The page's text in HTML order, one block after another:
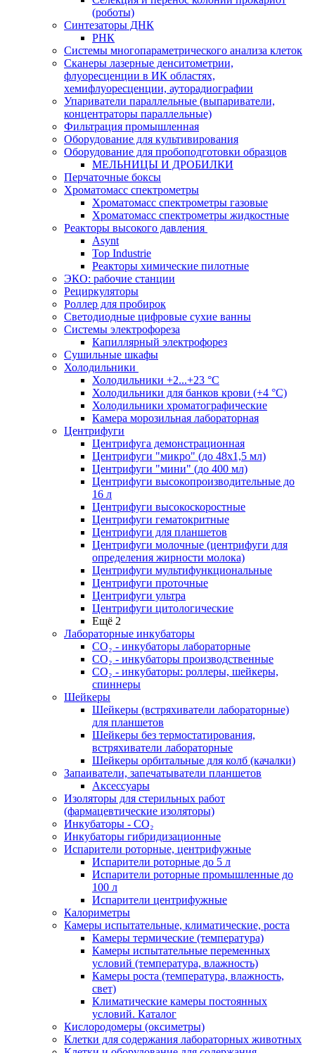
(роботы)
Синтезаторы ДНК
РНК
Системы многопараметрического анализа клеток
Сканеры лазерные денситометрии,
флуоресценции в ИК областях,
хемифлуоресценции, ауторадиографии
Упариватели параллельные (выпариватели,
концентраторы параллельные)
Фильтрация промышленная
Оборудование для культивирования
Оборудование для пробоподготовки образцов
МЕЛЬНИЦЫ И ДРОБИЛКИ
Перчаточные боксы
Хроматомасс спектрометры
Хроматомасс спектрометры газовые
Хроматомасс спектрометры жидкостные
Реакторы высокого давления
Asynt
Top Industrie
Реакторы химические пилотные
ЭКО: рабочие станции
Рециркуляторы
Роллер для пробирок
Светодиодные цифровые сухие ванны
Системы электрофореза
Капиллярный электрофорез
Сушильные шкафы
Холодильники
Холодильники +2...+23 °С
Холодильники для банков крови (+4 °С)
Холодильники хроматографические
Камера морозильная лабораторная
Центрифуги
Центрифуга демонстрационная
Центрифуги "микро" (до 48x1,5 мл)
Центрифуги "мини" (до 400 мл)
Центрифуги высокопроизводительные до
16 л
Центрифуги высокоскоростные
Центрифуги гематокритные
Центрифуги для планшетов
Центрифуги молочные (центрифуги для
определения жирности молока)
Центрифуги мультифункциональные
Центрифуги проточные
Центрифуги ультра
Центрифуги цитологические
Ещё 2
Лабораторные инкубаторы
СО₂ - инкубаторы лабораторные
СО₂ - инкубаторы производственные
СО₂ - инкубаторы: роллеры, шейкеры,
спиннеры
Шейкеры
Шейкеры (встряхиватели лабораторные)
для планшетов
Шейкеры без термостатирования,
встряхиватели лабораторные
Шейкеры орбитальные для колб (качалки)
Запаиватели, запечатыватели планшетов
Аксессуары
Изоляторы для стерильных работ
(фармацевтические изоляторы)
Инкубаторы - CO₂
Инкубаторы гибридизационные
Испарители роторные, центрифужные
Испарители роторные до 5 л
Испарители роторные промышленные до
100 л
Испарители центрифужные
Калориметры
Камеры испытательные, климатические, роста
Камеры термические (температура)
Камеры испытательные переменных
условий (температура, влажность)
Камеры роста (температура, влажность,
свет)
Климатические камеры постоянных
условий. Каталог
Кислородомеры (оксиметры)
Клетки для содержания лабораторных животных